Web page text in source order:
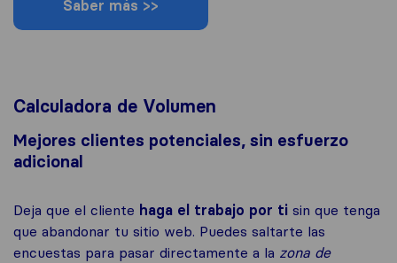
Saber más >>
Calculadora de Volumen
Mejores clientes potenciales, sin esfuerzo
adicional
Deja que el cliente haga el trabajo por ti sin que tenga
que abandonar tu sitio web. Puedes saltarte las
encuestas para pasar directamente a la zona de